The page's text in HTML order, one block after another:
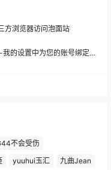
方浏览器访问泡面站
设置中为您的账号绑定邮箱!
不会受伤
yuuhui玉汇
九曲Jean